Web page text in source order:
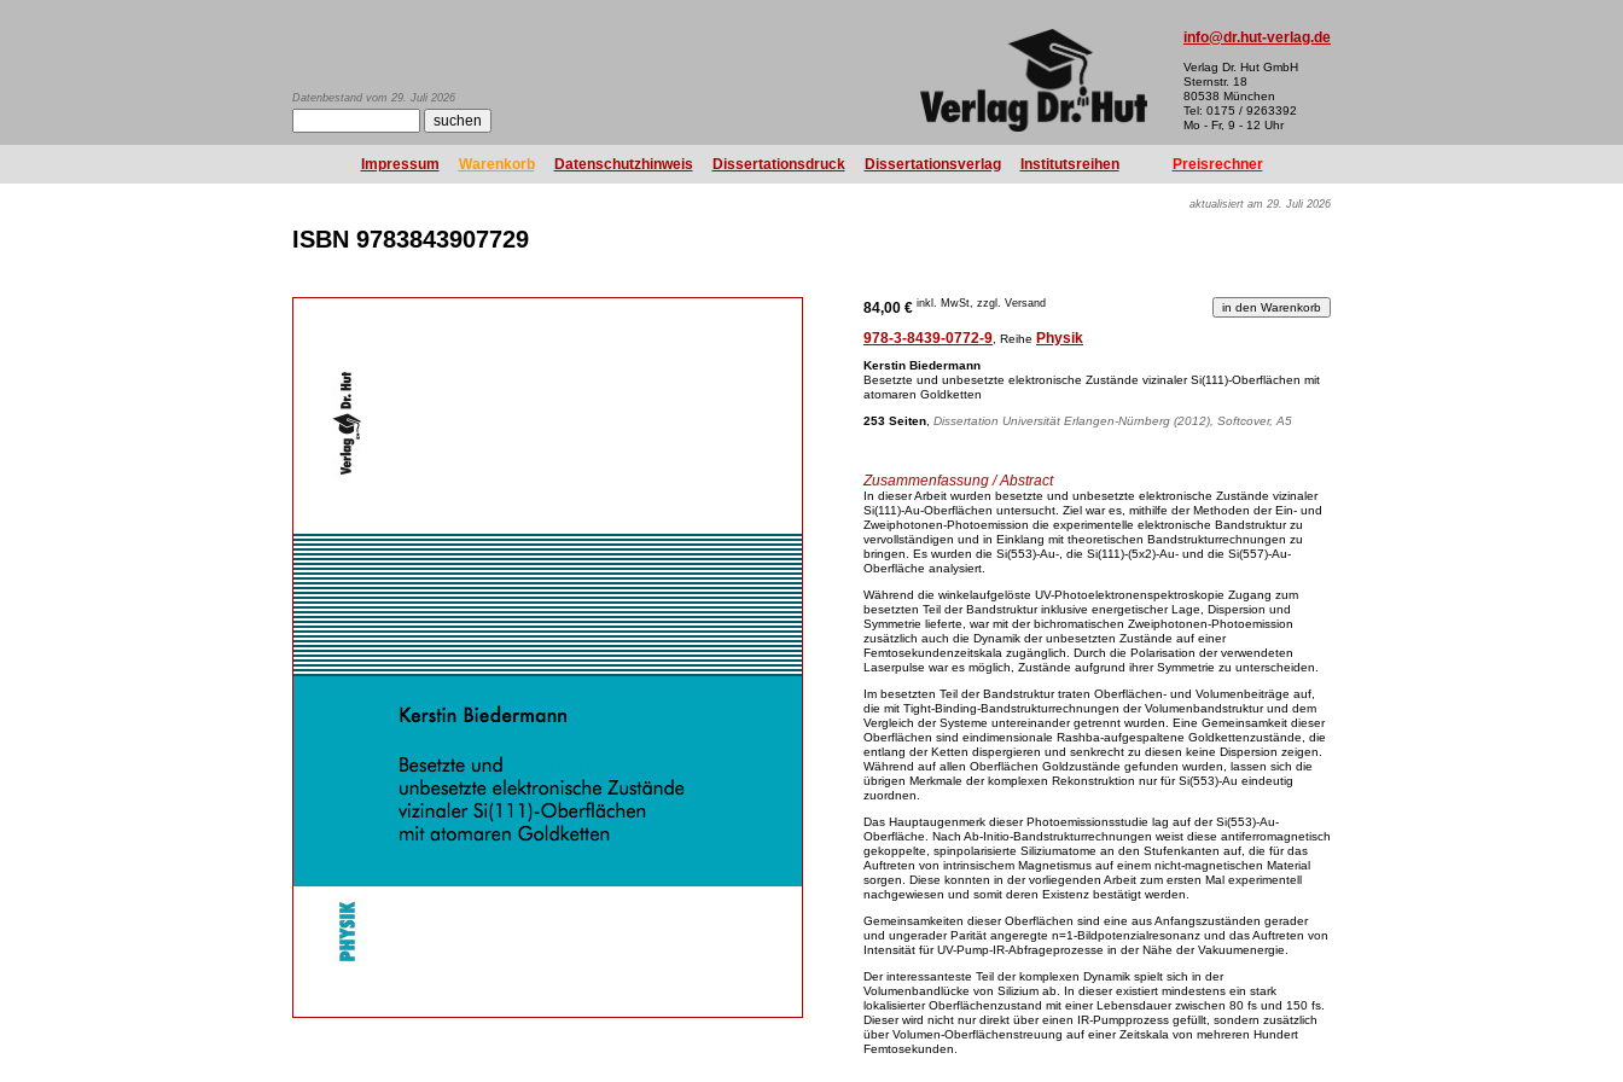
Datenbestand vom 29. Juli 2026
info@dr.hut-verlag.de
Verlag Dr. Hut GmbH
Sternstr. 18
80538 München
Tel: 0175 / 9263392
Mo - Fr, 9 - 12 Uhr
Impressum Warenkorb Datenschutzhinweis Dissertationsdruck Dissertationsverlag Institutsreihen Preisrechner
aktualisiert am 29. Juli 2026
ISBN 9783843907729
84,00 € inkl. MwSt, zzgl. Versand
978-3-8439-0772-9 , Reihe Physik
Kerstin Biedermann
Besetzte und unbesetzte elektronische Zustände vizinaler Si(111)-Oberflächen mit
atomaren Goldketten
253 Seiten Dissertation Universität Erlangen-Nürnberg (2012), Softcover, A5
Zusammenfassung / Abstract
In dieser Arbeit wurden besetzte und unbesetzte elektronische Zustände vizinaler
Si(111)-Au-Oberflächen untersucht. Ziel war es, mithilfe der Methoden der Ein- und
Zweiphotonen-Photoemission die experimentelle elektronische Bandstruktur zu
vervollständigen und in Einklang mit theoretischen Bandstrukturrechnungen zu
bringen. Es wurden die Si(553)-Au-, die Si(111)-(5x2)-Au- und die Si(557)-Au-
Oberfläche analysiert.
Während die winkelaufgelöste UV-Photoelektronenspektroskopie Zugang zum
besetzten Teil der Bandstruktur inklusive energetischer Lage, Dispersion und
Symmetrie lieferte, war mit der bichromatischen Zweiphotonen-Photoemission
zusätzlich auch die Dynamik der unbesetzten Zustände auf einer
Femtosekundenzeitskala zugänglich. Durch die Polarisation der verwendeten
Laserpulse war es möglich, Zustände aufgrund ihrer Symmetrie zu unterscheiden.
Im besetzten Teil der Bandstruktur traten Oberflächen- und Volumenbeiträge auf,
die mit Tight-Binding-Bandstrukturrechnungen der Volumenbandstruktur und dem
Vergleich der Systeme untereinander getrennt wurden. Eine Gemeinsamkeit dieser
Oberflächen sind eindimensionale Rashba-aufgespaltene Goldkettenzustände, die
entlang der Ketten dispergieren und senkrecht zu diesen keine Dispersion zeigen.
Während auf allen Oberflächen Goldzustände gefunden wurden, lassen sich die
übrigen Merkmale der komplexen Rekonstruktion nur für Si(553)-Au eindeutig
zuordnen.
Das Hauptaugenmerk dieser Photoemissionsstudie lag auf der Si(553)-Au-
Oberfläche. Nach Ab-Initio-Bandstrukturrechnungen weist diese antiferromagnetisch
gekoppelte, spinpolarisierte Siliziumatome an den Stufenkanten auf, die für das
Auftreten von intrinsischem Magnetismus auf einem nicht-magnetischen Material
sorgen. Diese konnten in der vorliegenden Arbeit zum ersten Mal experimentell
nachgewiesen und somit deren Existenz bestätigt werden.
Gemeinsamkeiten dieser Oberflächen sind eine aus Anfangszuständen gerader
und ungerader Parität angeregte n=1-Bildpotenzialresonanz und das Auftreten von
Intensität für UV-Pump-IR-Abfrageprozesse in der Nähe der Vakuumenergie.
Der interessanteste Teil der komplexen Dynamik spielt sich in der
Volumenbandlücke von Silizium ab. In dieser existiert mindestens ein stark
lokalisierter Oberflächenzustand mit einer Lebensdauer zwischen 80 fs und 150 fs.
Dieser wird nicht nur direkt über einen IR-Pumpprozess gefüllt, sondern zusätzlich
über Volumen-Oberflächenstreuung auf einer Zeitskala von mehreren Hundert
Femtosekunden.